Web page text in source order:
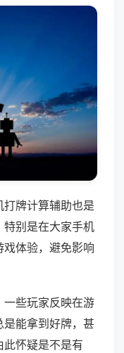
牌计算辅助也是
特别是在大家手机
体验，避免影响
些玩家反映在游
能拿到好牌，甚
怀疑是不是有